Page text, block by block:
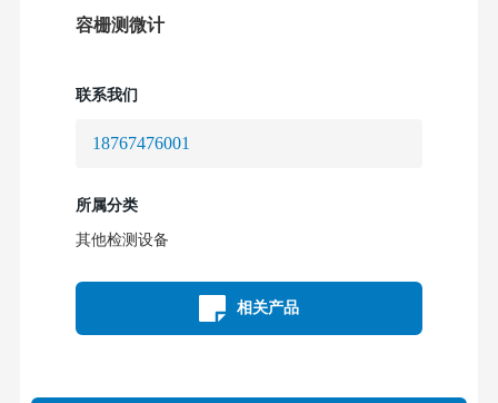
容栅测微计
联系我们
18767476001
所属分类
其他检测设备
相关产品